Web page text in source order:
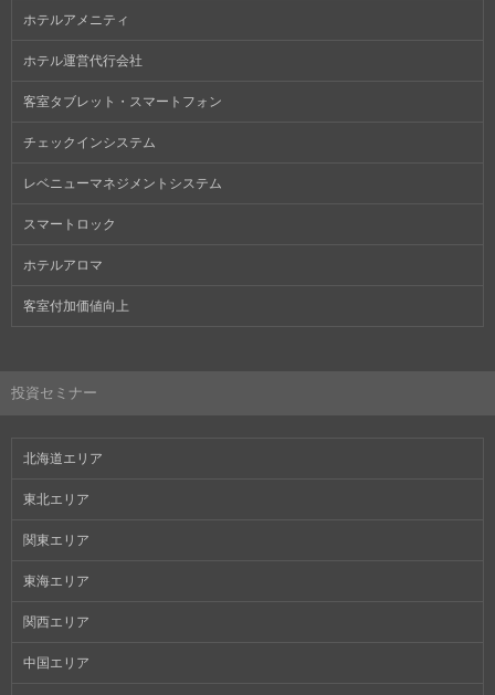
ホテルアメニティ
ホテル運営代行会社
客室タブレット・スマートフォン
チェックインシステム
レベニューマネジメントシステム
スマートロック
ホテルアロマ
客室付加価値向上
投資セミナー
北海道エリア
東北エリア
関東エリア
東海エリア
関西エリア
中国エリア